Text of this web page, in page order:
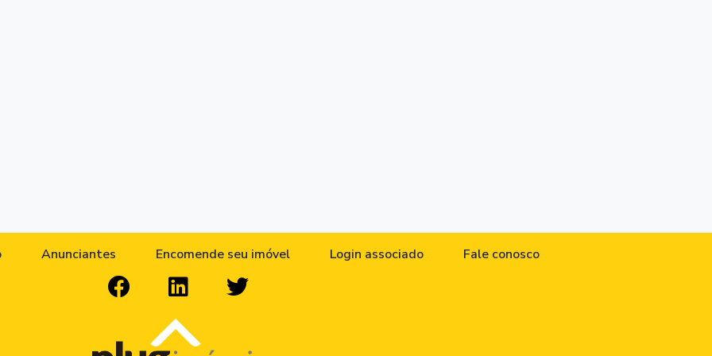
Anunciantes Encomende seu imóvel Login associado Fale conosco